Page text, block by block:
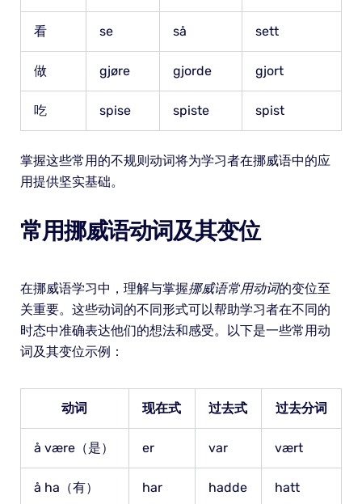
看 se så sett
做 gjøre gjorde gjort
吃 spise spiste spist
掌握这些常用的不规则动词将为学习者在挪威语中的应
用提供坚实基础。
常用挪威语动词及其变位
在挪威语学习中，理解与掌握挪威语常用动词的变位至
关重要。这些动词的不同形式可以帮助学习者在不同的
时态中准确表达他们的想法和感受。以下是一些常用动
词及其变位示例：
动词 现在式 过去式 过去分词
å være（是） er var vært
å ha（有） har hadde hatt